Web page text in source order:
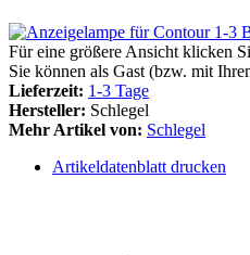
Für eine größere Ansicht klicken
Sie können als Gast (bzw. mit
Lieferzeit: 1-3 Tage
Hersteller: Schlegel
Mehr Artikel von: Schlegel
Artikeldatenblatt drucken